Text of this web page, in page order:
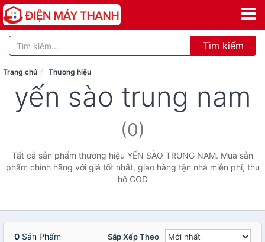
Tìm kiếm
Trang chủ Thương hiệu
yến sào trung nam
(0)
Tất cả sản phẩm thương hiệu YẾN SÀO TRUNG NAM. Mua sản
phẩm chính hãng với giá tốt nhất, giao hàng tận nhà miễn phí, thu
hộ COD
0 Sản Phẩm Sắp Xếp Theo